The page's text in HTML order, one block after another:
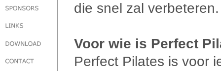
die snel zal verbeteren.
Voor wie is Perfect
Perfect Pilates is voor